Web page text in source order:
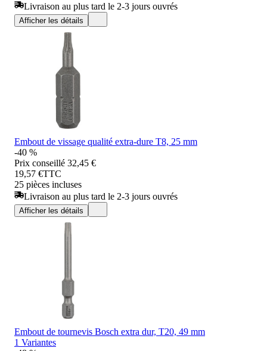
Livraison au plus tard le 2-3 jours ouvrés
Afficher les détails
Embout de vissage qualité extra-dure T8, 25 mm
-40 %
Prix conseillé 32,45 €
19,57 €TTC
25 pièces incluses
Livraison au plus tard le 2-3 jours ouvrés
Afficher les détails
Embout de tournevis Bosch extra dur, T20, 49 mm
1 Variantes